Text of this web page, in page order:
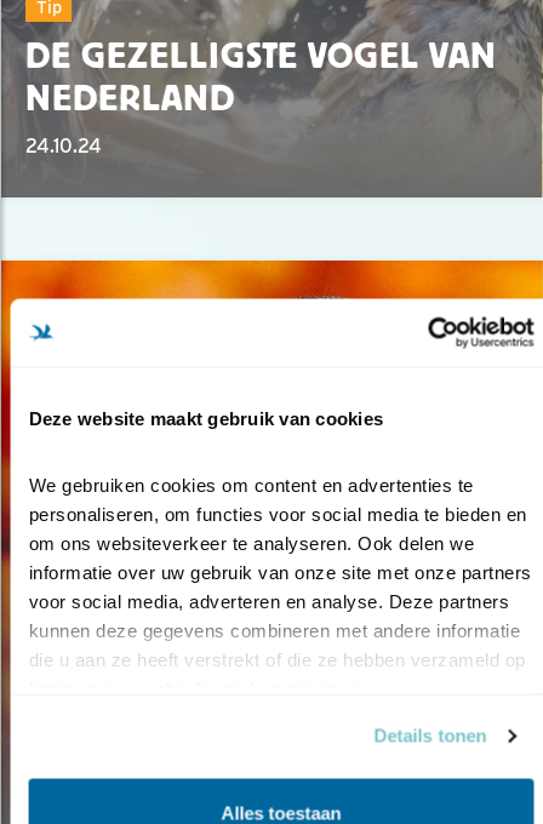
Deze website maakt gebruik van cookies
We gebruiken cookies om content en advertenties te
personaliseren, om functies voor social media te bieden en
om ons websiteverkeer te analyseren. Ook delen we
informatie over uw gebruik van onze site met onze partners
voor social media, adverteren en analyse. Deze partners
kunnen deze gegevens combineren met andere informatie
die u aan ze heeft verstrekt of die ze hebben verzameld op
Details tonen
Alles toestaan
Tip
DE GEZELLIGSTE VOGEL VAN
NEDERLAND
24.10.24
Tip
02.05.24